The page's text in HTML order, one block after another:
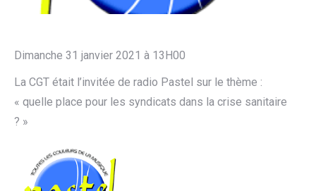
Dimanche 31 janvier 2021 à 13H00
La CGT était l’invitée de radio Pastel sur le thème :
« quelle place pour les syndicats dans la crise sanitaire
? »